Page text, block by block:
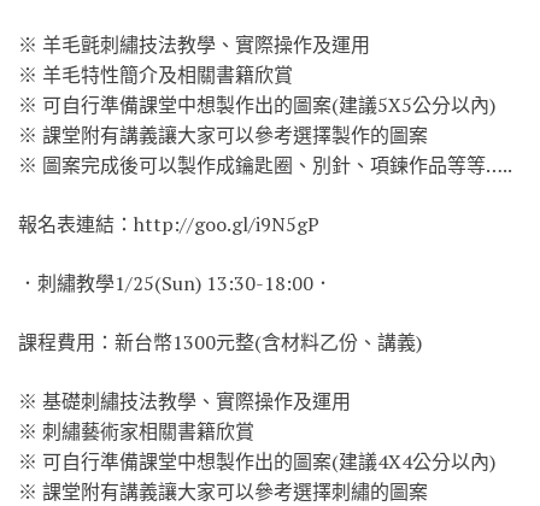
※ 羊毛氈刺繡技法教學、實際操作及運用
※ 羊毛特性簡介及相關書籍欣賞
※ 可自行準備課堂中想製作出的圖案(建議5X5公分以內)
※ 課堂附有講義讓大家可以參考選擇製作的圖案
※ 圖案完成後可以製作成鑰匙圈、別針、項鍊作品等等…..
報名表連結：http://goo.gl/i9N5gP
．刺繡教學1/25(Sun) 13:30-18:00．
課程費用：新台幣1300元整(含材料乙份、講義)
※ 基礎刺繡技法教學、實際操作及運用
※ 刺繡藝術家相關書籍欣賞
※ 可自行準備課堂中想製作出的圖案(建議4X4公分以內)
※ 課堂附有講義讓大家可以參考選擇刺繡的圖案